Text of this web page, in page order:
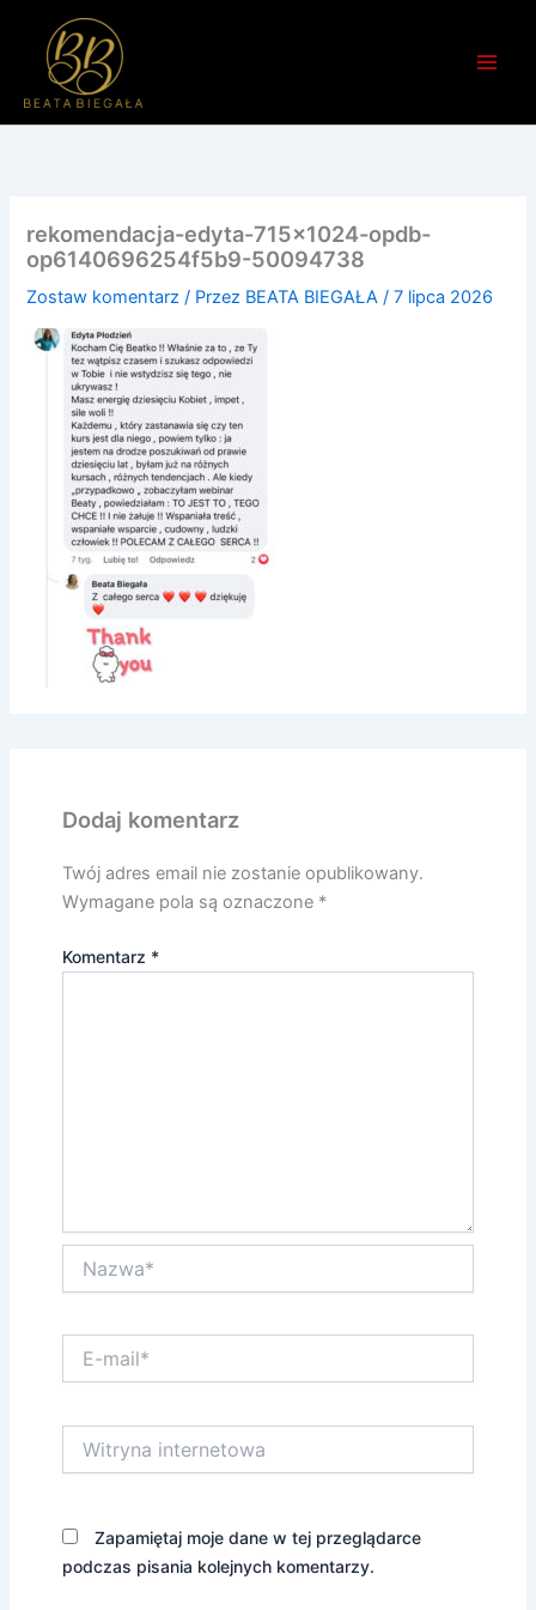
rekomendacja-edyta-715×1024-opdb-
op6140696254f5b9-50094738
Zostaw komentarz / Przez BEATA BIEGAŁA/7 lipca 2026
Dodaj komentarz
Twój adres email nie zostanie opublikowany.
Wymagane pola są oznaczone *
Komentarz *
mail*
internetowa
Zapamiętaj moje dane w tej przeglądarce
podczas pisania kolejnych komentarzy.